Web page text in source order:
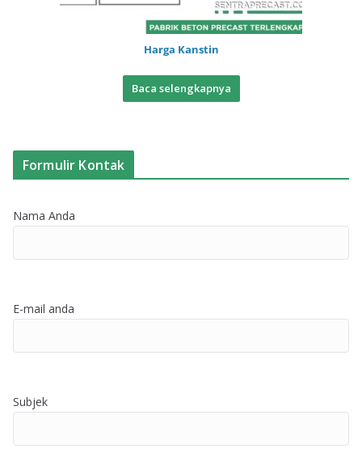
Harga Kanstin
Baca selengkapnya
Formulir Kontak
Nama Anda
E-mail anda
Subjek